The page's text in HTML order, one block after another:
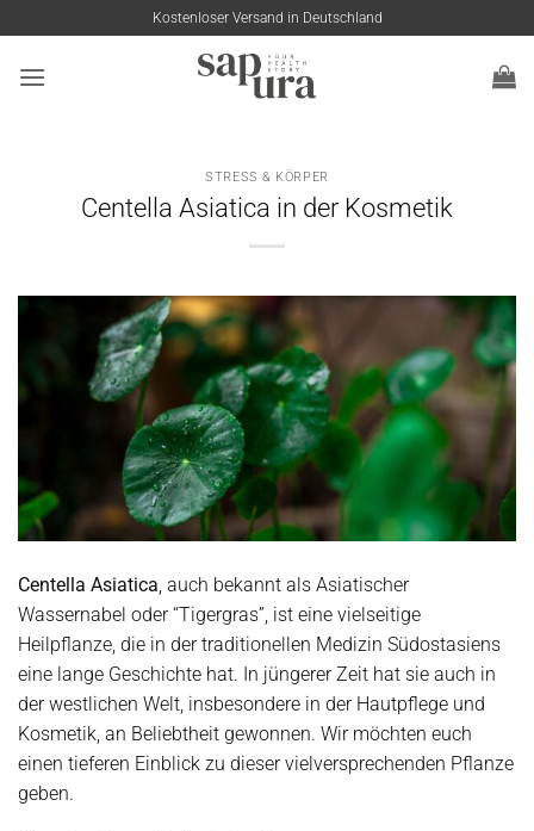
Inhalt
springen
Kostenloser Versand in Deutschland
STRESS & KÖRPER
Centella Asiatica in der Kosmetik
Centella Asiatica , auch bekannt als Asiatischer
Wassernabel oder “Tigergras”, ist eine vielseitige
Heilpflanze, die in der traditionellen Medizin Südostasiens
eine lange Geschichte hat. In jüngerer Zeit hat sie auch in
der westlichen Welt, insbesondere in der Hautpflege und
Kosmetik, an Beliebtheit gewonnen. Wir möchten euch
einen tieferen Einblick zu dieser vielversprechenden Pflanze
geben.